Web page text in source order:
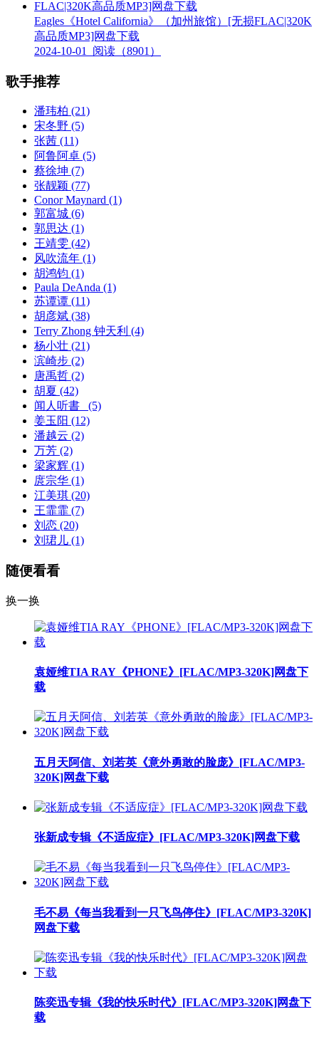
Eagles《Hotel California》（加州旅馆）[无损FLAC|320K
高品质MP3]网盘下载
2024-10-01
阅读（8901）
歌手推荐
潘玮柏 (21)
宋冬野 (5)
张茜 (11)
阿鲁阿卓 (5)
蔡徐坤 (7)
张靓颖 (77)
Conor Maynard (1)
郭富城 (6)
郭思达 (1)
王靖雯 (42)
风吹流年 (1)
胡鸿钧 (1)
Paula DeAnda (1)
苏谭谭 (11)
胡彦斌 (38)
Terry Zhong 钟天利 (4)
杨小壮 (21)
滨崎步 (2)
唐禹哲 (2)
胡夏 (42)
闻人听書_
(5)
姜玉阳 (12)
潘越云 (2)
万芳 (2)
梁家辉 (1)
庹宗华 (1)
江美琪 (20)
王霏霏 (7)
刘恋 (20)
刘珺儿 (1)
随便看看
换一换
袁娅维TIA RAY《PHONE》[FLAC/MP3-320K]网盘下
载
五月天阿信、刘若英《意外勇敢的脸庞》[FLAC/MP3-
320K]网盘下载
张新成专辑《不适应症》[FLAC/MP3-320K]网盘下载
毛不易《每当我看到一只飞鸟停住》[FLAC/MP3-320K]
网盘下载
陈奕迅专辑《我的快乐时代》[FLAC/MP3-320K]网盘下
载